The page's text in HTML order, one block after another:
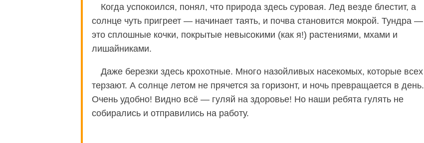
Когда успокоился, понял, что природа здесь суровая. Лед везде блестит, а
солнце чуть пригреет — начинает таять, и почва становится мокрой. Тундра —
это сплошные кочки, покрытые невысокими (как я!) растениями, мхами и
лишайниками.
Даже березки здесь крохотные. Много назойливых насекомых, которые всех
терзают. А солнце летом не прячется за горизонт, и ночь превращается в день.
Очень удобно! Видно всё — гуляй на здоровье! Но наши ребята гулять не
собирались и отправились на работу.